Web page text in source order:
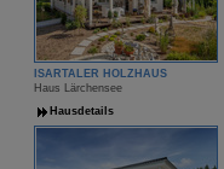
ISARTALER HOLZHAUS
Haus Lärchensee
Hausdetails